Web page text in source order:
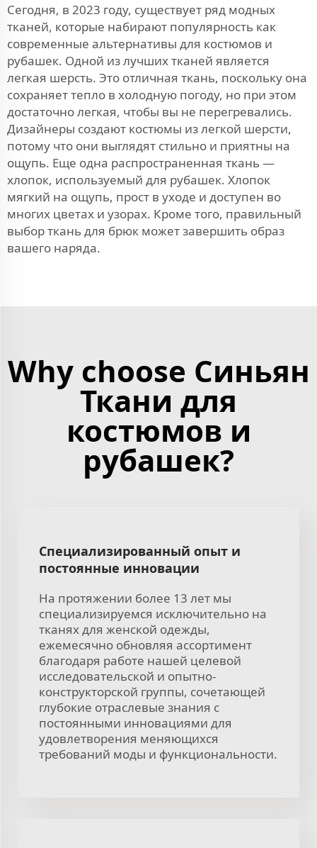
Сегодня, в 2023 году, существует ряд модных
тканей, которые набирают популярность как
современные альтернативы для костюмов и
рубашек. Одной из лучших тканей является
легкая шерсть. Это отличная ткань, поскольку она
сохраняет тепло в холодную погоду, но при этом
достаточно легкая, чтобы вы не перегревались.
Дизайнеры создают костюмы из легкой шерсти,
потому что они выглядят стильно и приятны на
ощупь. Еще одна распространенная ткань —
хлопок, используемый для рубашек. Хлопок
мягкий на ощупь, прост в уходе и доступен во
многих цветах и узорах. Кроме того, правильный
выборткань для брюк может завершить образ
вашего наряда.
Why choose Синьян
Ткани для
костюмов и
рубашек?
Специализированный опыт и
постоянные инновации
На протяжении более 13 лет мы
специализируемся исключительно на
тканях для женской одежды,
ежемесячно обновляя ассортимент
благодаря работе нашей целевой
исследовательской и опытно-
конструкторской группы, сочетающей
глубокие отраслевые знания с
постоянными инновациями для
удовлетворения меняющихся
требований моды и функциональности.